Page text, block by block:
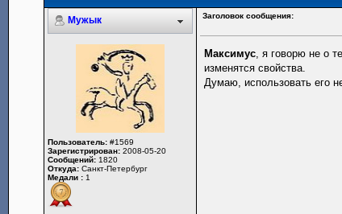
Мужык Заголовок сообщения:
Пользователь:#1569
Зарегистрирован:2008-05-20
Сообщений:1820
Откуда:Санкт-Петербург
Медали :1
Максимус, я говорю не о
изменятся свойства.
Думаю, использовать его